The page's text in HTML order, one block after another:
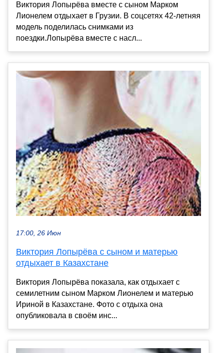
Виктория Лопырёва вместе с сыном Марком
Лионелем отдыхает в Грузии. В соцсетях 42-летняя
модель поделилась снимками из
поездки.Лопырёва вместе с насл...
17:00, 26 Июн
Виктория Лопырёва с сыном и матерью
отдыхает в Казахстане
Виктория Лопырёва показала, как отдыхает с
семилетним сыном Марком Лионелем и матерью
Ириной в Казахстане. Фото с отдыха она
опубликовала в своём инс...